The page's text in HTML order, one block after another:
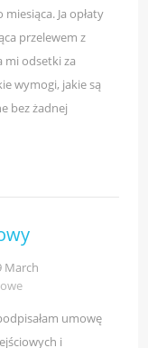
Ja opłaty
przelewem z
mi odsetki za
wymogi, jakie są
bez żadnej
March
umowę
i